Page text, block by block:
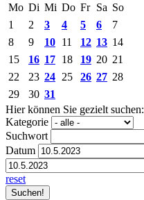
Mo Di Mi Do Fr Sa So
1
2 3 4 5 6
7
8
9 10 11 12 13 14
15
16 17 18 19 20 21
22
23 24 25 26 27 28
29
30 31
Hier können Sie gezielt suchen:
Kategorie
Suchwort
Datum
reset